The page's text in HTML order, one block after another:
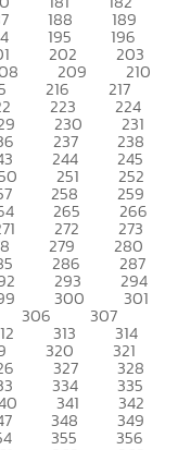
188 189
195 196
202 203
209 210
216 217
223 224
230 231
237 238
244 245
251 252
258 259
265 266
272 273
279 280
286 287
293 294
300 301
306 307
313 314
320 321
327 328
334 335
341 342
348 349
355 356